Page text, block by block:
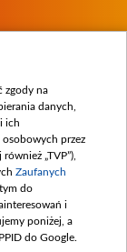
zgody na
danych,
ich
przez
„TVP”),
Zaufanych
do
i
poniżej, a
do Google.